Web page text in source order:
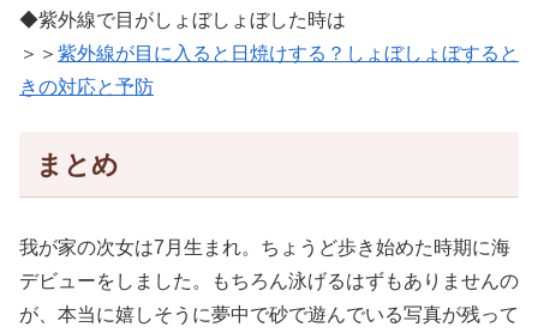
◆紫外線で目がしょぼしょぼした時は
＞＞ 紫外線が目に入ると日焼けする？しょぼしょぼすると
きの対応と予防
まとめ
我が家の次女は7月生まれ。ちょうど歩き始めた時期に海
デビューをしました。もちろん泳げるはずもありませんの
が、本当に嬉しそうに夢中で砂で遊んでいる写真が残って